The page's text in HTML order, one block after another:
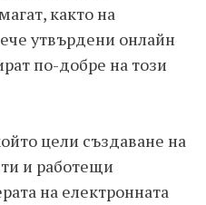
както на
утвърдени онлайн
по-добре на този
цели създаване на
и работещи
на електронната